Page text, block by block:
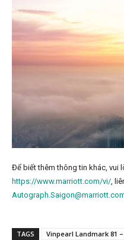
Để biết thêm thông tin khác, vui
https://www.marriott.com/vi/,
TAGS Vinpearl Landmark 81